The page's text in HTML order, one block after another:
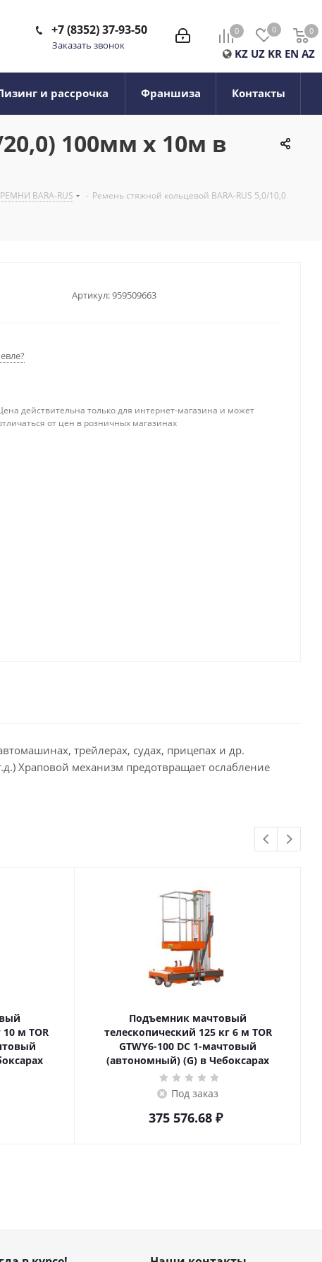
0 0 0
0
KZ UZ KR EN AZ
+7 (8352) 37-93-50
Заказать звонок
и рассрочка Франшиза Контакты
100мм х 10м в
BARA-RUS - Ремень стяжной кольцевой BARA-RUS 5,0/10,0
Артикул:959509663
действительна только для интернет-магазина и может
от цен в розничных магазинах
трейлерах, судах, прицепах и др.
Храповой механизм предотвращает ослабление
Подъемник мачтовый
телескопический 125 кг 6 м TOR
GTWY6-100 DC 1-мачтовый
(автономный) (G) в Чебоксарах
Под заказ
375 576.68₽